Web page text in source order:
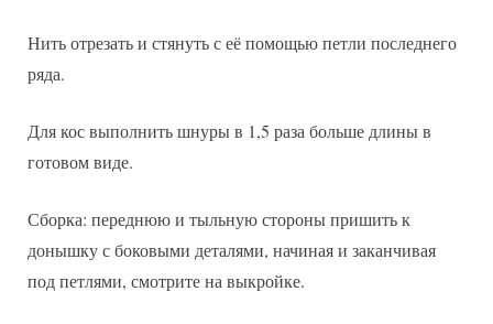
Нить отрезать и стянуть с её помощью петли последнего
ряда.
Для кос выполнить шнуры в 1,5 раза больше длины в
готовом виде.
Сборка: переднюю и тыльную стороны пришить к
донышку с боковыми деталями, начиная и заканчивая
под петлями, смотрите на выкройке.